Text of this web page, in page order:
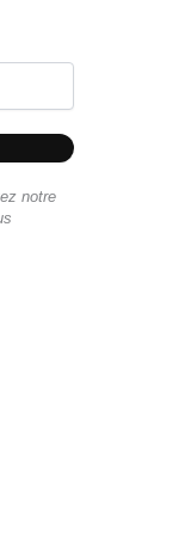
notre